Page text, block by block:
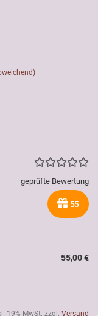
geprüfte Bewertung
55
55,00 €
19% MwSt. zzgl. Versand